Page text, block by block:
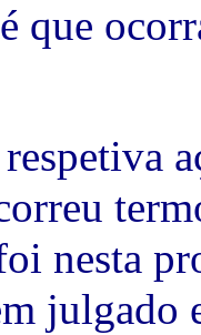
que
nesta
julgado